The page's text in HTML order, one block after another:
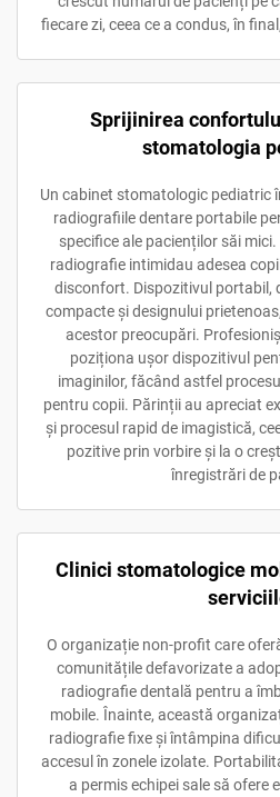
fiecare zi, ceea ce a condus, în
Sprijinirea
stomatologia
Un cabinet stomatologic pediatric
radiografiile dentare portabile
specifice ale pacienților săi
radiografie intimidau adesea
disconfort. Dispozitivul portabil,
compacte și designului
acestor preocupări.
poziționa ușor dispozitivul
imaginilor, făcând astfel
pentru copii. Părinții au apreciat
și procesul rapid de imagistică,
pozitive prin vorbire și la o
înregistrări de
Clinici stomatologice
O organizație non-profit care
comunitățile defavorizate a
radiografie dentală pentru a
mobile. Înainte, această
radiografie fixe și întâmpina
accesul în zonele izolate.
a permis echipei sale să ofere